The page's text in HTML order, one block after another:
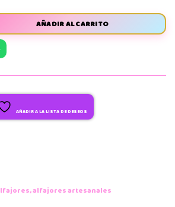
AÑADIR AL CARRITO
AÑADIR A LA LISTA DE DESEOS
,alfajores artesanales